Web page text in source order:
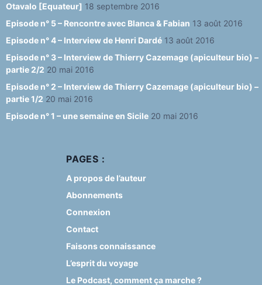
Otavalo [Equateur] 18 septembre 2016
Episode n° 5 – Rencontre avec Blanca & Fabian 13 août 2016
Episode n° 4 – Interview de Henri Dardé 13 août 2016
Episode n° 3 – Interview de Thierry Cazemage (apiculteur bio) –
partie 2/2 20 mai 2016
Episode n° 2 – Interview de Thierry Cazemage (apiculteur bio) –
partie 1/2 20 mai 2016
Episode n° 1 – une semaine en Sicile 20 mai 2016
PAGES :
A propos de l’auteur
Abonnements
Connexion
Contact
Faisons connaissance
L’esprit du voyage
Le Podcast, comment ça marche ?